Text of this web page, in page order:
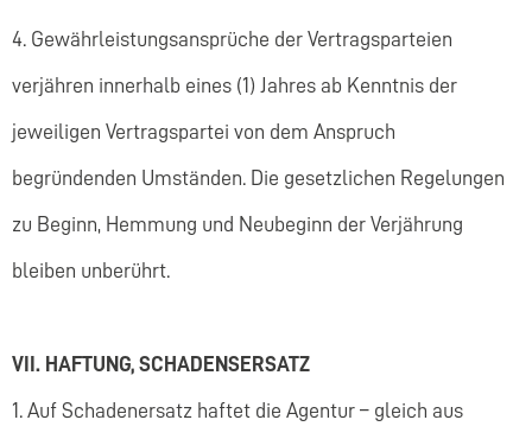
4. Gewährleistungsansprüche der Vertragsparteien
verjähren innerhalb eines (1) Jahres ab Kenntnis der
jeweiligen Vertragspartei von dem Anspruch
begründenden Umständen. Die gesetzlichen Regelungen
zu Beginn, Hemmung und Neubeginn der Verjährung
bleiben unberührt.
VII. HAFTUNG, SCHADENSERSATZ
1. Auf Schadenersatz haftet die Agentur – gleich aus